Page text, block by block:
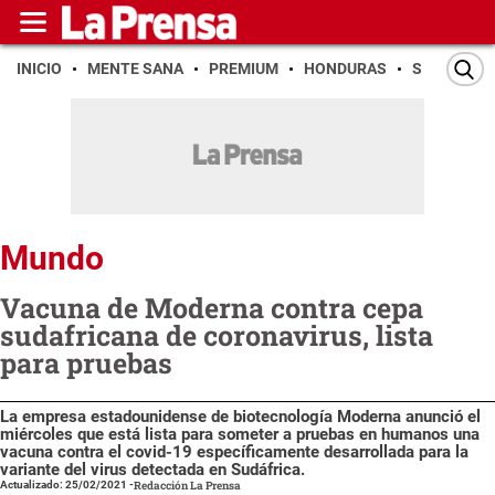
INICIO MENTE SANA PREMIUM HONDURAS SAN PEDRO
Mundo
Vacuna de Moderna contra cepa
sudafricana de coronavirus, lista
para pruebas
La empresa estadounidense de biotecnología Moderna anunció el
miércoles que está lista para someter a pruebas en humanos una
vacuna contra el covid-19 específicamente desarrollada para la
variante del virus detectada en Sudáfrica.
Actualizado: 25/02/2021 -Redacción La Prensa